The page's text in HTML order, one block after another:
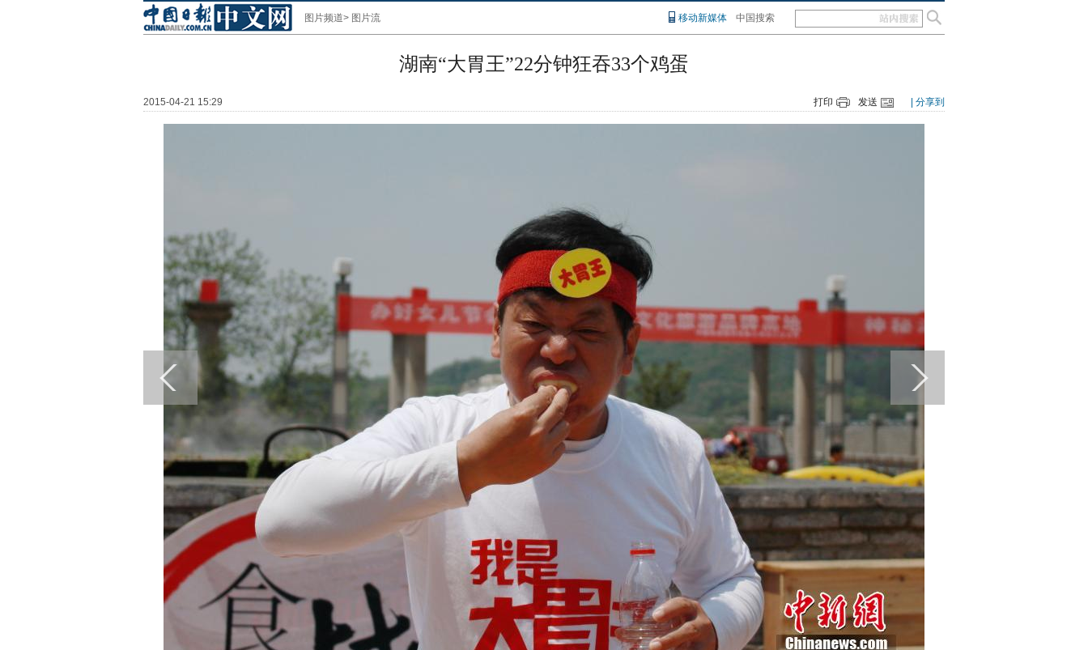
图片频道> 图片流 移动新媒体 中国搜索
湖南“大胃王”22分钟狂吞33个鸡蛋
2015-04-21 15:29 打印 发送 | 分享到